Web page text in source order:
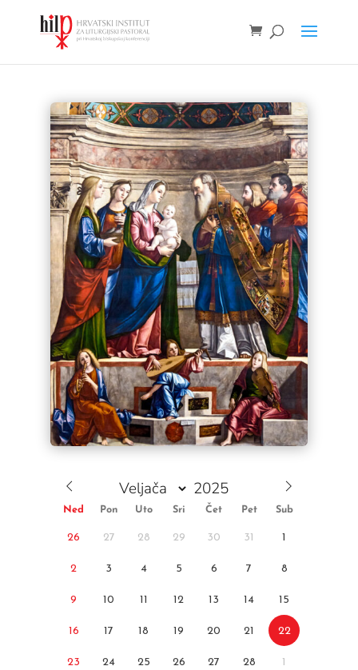
Ned Pon Uto Sri Čet Pet Sub
26 27 28 29 30 31 1
2 3 4 5 6 7 8
9 10 11 12 13 14 15
16 17 18 19 20 21 22
23 24 25 26 27 28 1